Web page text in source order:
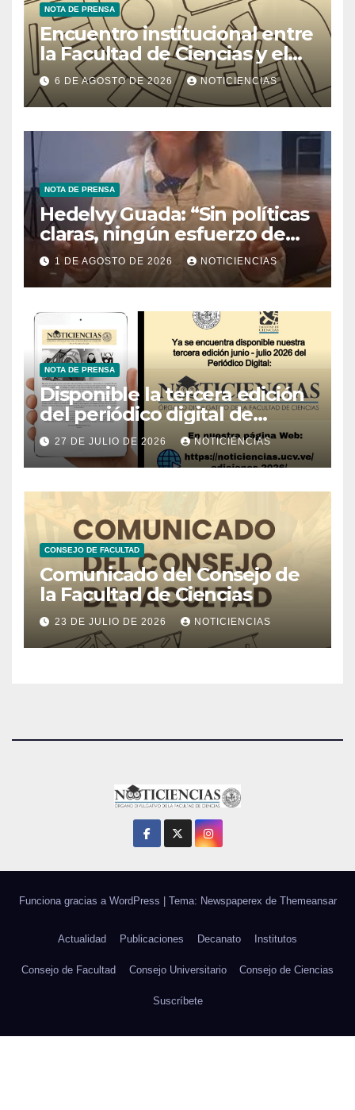
NOTA DE PRENSA
Encuentro institucional entre
la Facultad de Ciencias y el
Ministerio de Ciencia y
Tecnología
6 DE AGOSTO DE 2026 NOTICIENCIAS
NOTA DE PRENSA
Hedelvy Guada: “Sin políticas
claras, ningún esfuerzo de
conservación rendirá frutos”
1 DE AGOSTO DE 2026 NOTICIENCIAS
NOTA DE PRENSA
Disponible la tercera edición
del periódico digital de
Noticiencias 2026
27 DE JULIO DE 2026 NOTICIENCIAS
CONSEJO DE FACULTAD
Comunicado del Consejo de
la Facultad de Ciencias
23 DE JULIO DE 2026 NOTICIENCIAS
Funciona gracias a WordPress Tema: Newspaperex de Themeansar
Actualidad Publicaciones Decanato Institutos
Consejo de Facultad Consejo Universitario Consejo de Ciencias
Suscríbete